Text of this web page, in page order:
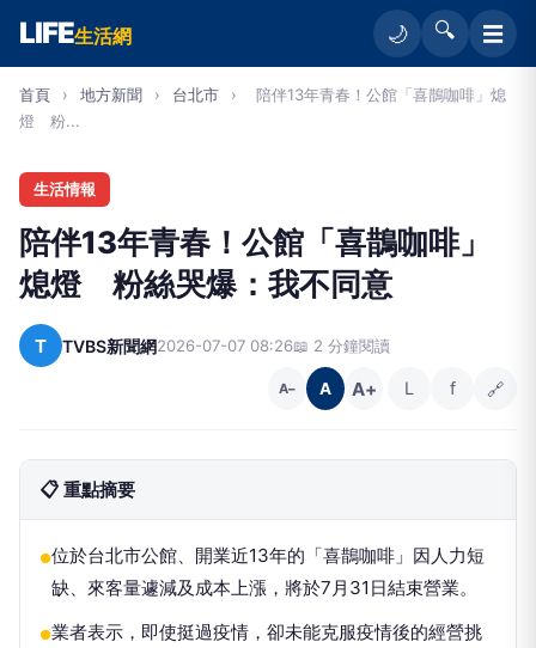
LIFE生活網 🌙 🔍 ☰
首頁 › 地方新聞 › 台北市 ›
陪伴13年青春！公館「喜鵲咖啡」熄
燈 粉...
生活情報
陪伴13年青春！公館「喜鵲咖啡」
熄燈 粉絲哭爆：我不同意
T TVBS新聞網2026-07-07 08:26📖 2 分鐘閱讀
A− A A+ L f 🔗
📋 重點摘要
●位於台北市公館、開業近13年的「喜鵲咖啡」因人力短
缺、來客量遽減及成本上漲，將於7月31日結束營業。
●業者表示，即使挺過疫情，卻未能克服疫情後的經營挑